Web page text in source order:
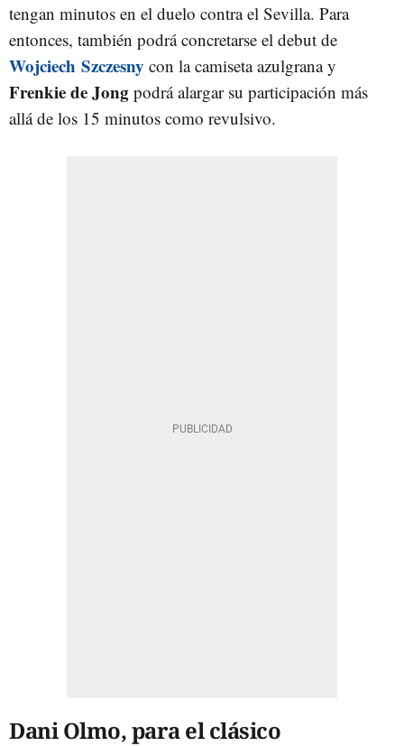
tengan minutos en el duelo contra el Sevilla. Para
entonces, también podrá concretarse el debut de
Wojciech Szczesny con la camiseta azulgrana y
Frenkie de Jong podrá alargar su participación más
allá de los 15 minutos como revulsivo.
Dani Olmo, para el clásico